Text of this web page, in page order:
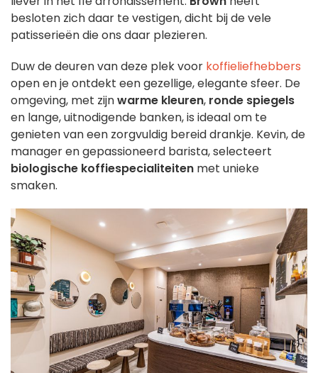
besloten zich daar te vestigen, dicht bij de vele
patisserieën die ons daar plezieren.
Duw de deuren van deze plek voor koffieliefhebbers
open en je ontdekt een gezellige, elegante sfeer. De
omgeving, met zijnwarme kleuren, ronde spiegels
en lange, uitnodigende banken, is ideaal om te
genieten van een zorgvuldig bereid drankje. Kevin, de
manager en gepassioneerd barista, selecteert
biologische koffiespecialiteiten met unieke
smaken.